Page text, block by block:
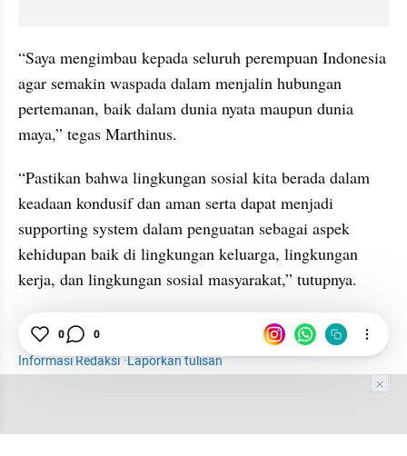
“Saya mengimbau kepada seluruh perempuan Indonesia
agar semakin waspada dalam menjalin hubungan
pertemanan, baik dalam dunia nyata maupun dunia
maya,” tegas Marthinus.
“Pastikan bahwa lingkungan sosial kita berada dalam
keadaan kondusif dan aman serta dapat menjadi
supporting system dalam penguatan sebagai aspek
kehidupan baik di lingkungan keluarga, lingkungan
kerja, dan lingkungan sosial masyarakat,” tutupnya.
BNN Narkoba News
Bea Cukai
Informasi Redaksi·Laporkan tulisan
0 0